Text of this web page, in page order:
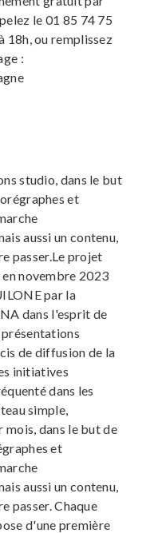
le 01 85 74 75
18h, ou remplissez
:
studio, dans le but
et
aussi un contenu,
passer.Le projet
novembre 2023
par la
dans l'esprit de
de diffusion de la
initiatives
dans les
simple,
dans le but de
et
aussi un contenu,
passer. Chaque
d'une première